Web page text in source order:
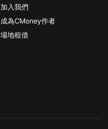
加入我們
成為CMoney作者
場地租借